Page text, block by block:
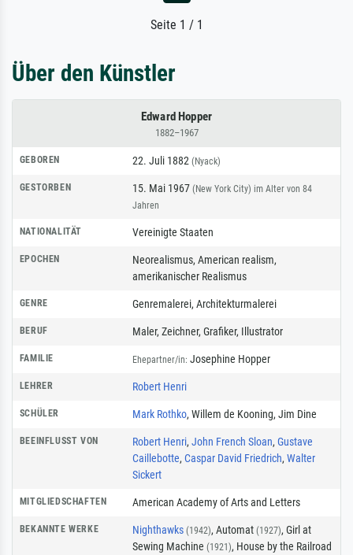
Seite 1 / 1
Über den Künstler
Edward Hopper
1882–1967
GEBOREN 22. Juli 1882 (Nyack)
GESTORBEN 15. Mai 1967 (New York City) im Alter von 84
Jahren
NATIONALITÄT Vereinigte Staaten
EPOCHEN
Neorealismus, American realism,
amerikanischer Realismus
GENRE Genremalerei, Architekturmalerei
BERUF Maler, Zeichner, Grafiker, Illustrator
FAMILIE Ehepartner/in: Josephine Hopper
LEHRER Robert Henri
SCHÜLER Mark Rothko, Willem de Kooning, Jim Dine
BEEINFLUSST VON Robert Henri, John French Sloan, Gustave
Caillebotte, Caspar David Friedrich, Walter
Sickert
MITGLIEDSCHAFTEN American Academy of Arts and Letters
BEKANNTE WERKE Nighthawks (1942), Automat (1927), Girl at
Sewing Machine (1921), House by the Railroad